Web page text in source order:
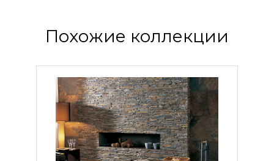
Похожие коллекции